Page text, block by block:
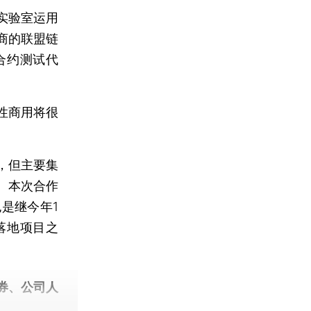
室运用
的联盟链
约测试代
商用将很
但主要集
本次合作
继今年1
地项目之
、公司人